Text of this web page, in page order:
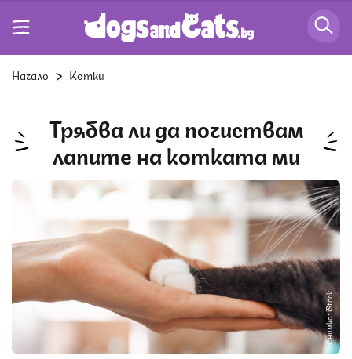
Начало Котки
Трябва ли да почиствам
лапите на котката ми
Снимка: iStock